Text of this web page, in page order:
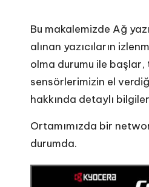
N
Bu makalemizde Ağ
alınan yazıcıların
olma durumu ile başlar,
sensörlerimizin el
hakkında detaylı
Ortamımızda bir
durumda.